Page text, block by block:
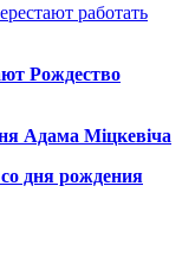
работать
Рождество
Адама Міцкевіча
дня рождения